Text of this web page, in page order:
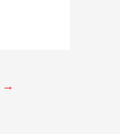
→